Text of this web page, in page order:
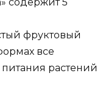
фруктовый
все
растений